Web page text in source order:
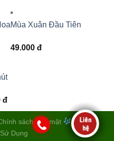
Mùa Xuân Đầu Tiên
49.000 đ
đ
sách bảo mật
Điều
Dụng